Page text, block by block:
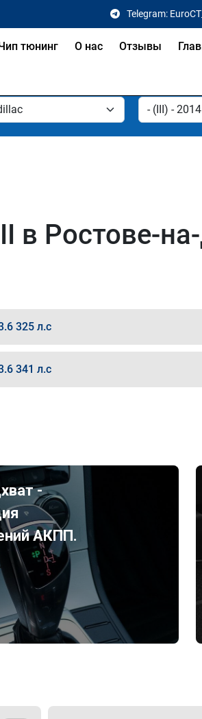
Telegram:
тюнинг О нас Отзывы
в Ростове-
325 л.с
341 л.с
-
АКПП.